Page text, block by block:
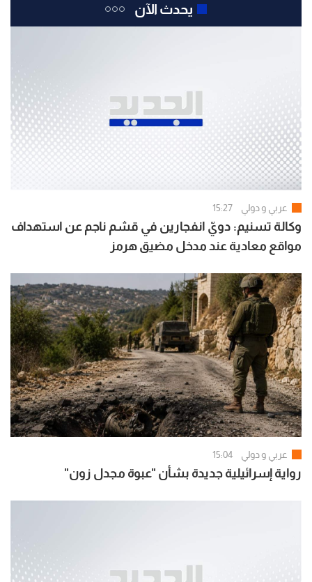
يحدث الآن
عربي و دولي 15:27
وكالة تسنيم: دويّ انفجارين في قشم ناجم عن استهداف
مواقع معادية عند مدخل مضيق هرمز
عربي و دولي 15:04
رواية إسرائيلية جديدة بشأن "عبوة مجدل زون"